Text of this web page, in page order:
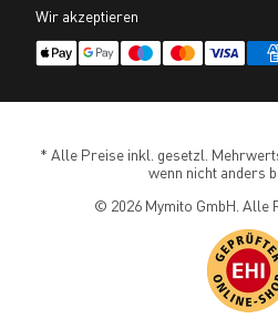
Wir akzeptieren
* Alle Preise inkl. gesetzl.
wenn nicht anders
© 2026 Mymito GmbH. Alle